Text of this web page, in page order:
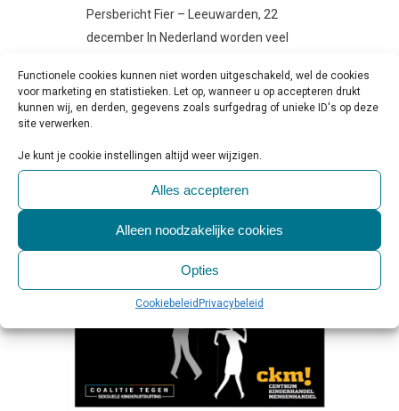
Functionele cookies kunnen niet worden uitgeschakeld, wel de cookies
voor marketing en statistieken. Let op, wanneer u op accepteren drukt
kunnen wij, en derden, gegevens zoals surfgedrag of unieke ID's op deze
site verwerken.
Je kunt je cookie instellingen altijd weer wijzigen.
Alles accepteren
Alleen noodzakelijke cookies
Opties
Cookiebeleid Privacybeleid
Persbericht Fier – Leeuwarden, 22
december In Nederland worden veel
de officiële cijfers laten zien. Dat blijkt uit
onderzoek van het Centrum...
LEES MEER